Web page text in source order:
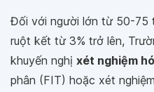
Đối với người lớn từ 50-75
ruột kết từ 3% trở lên,
khuyến nghị xét nghiệm
phân (FIT) hoặc xét